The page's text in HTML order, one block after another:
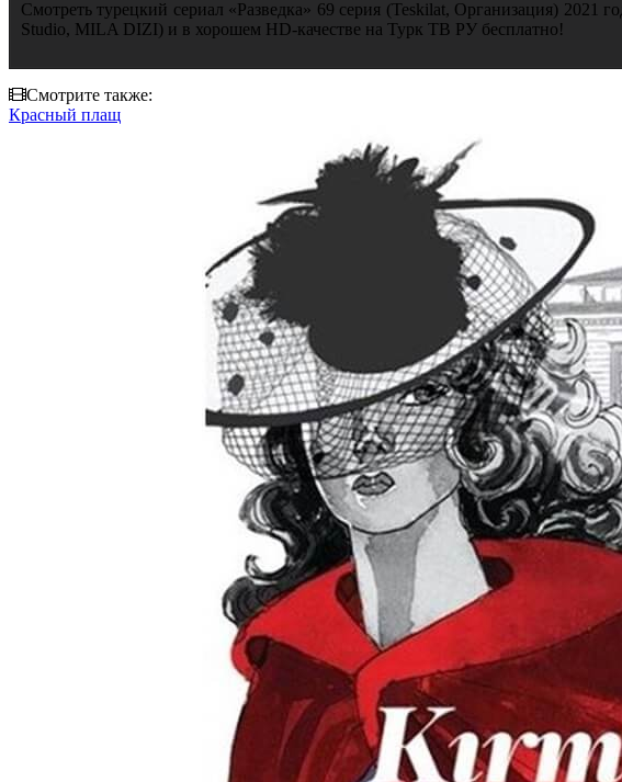
Смотреть турецкий сериал «Разведка» 69 серия (Teskilat, Организация)
Studio, MILA DIZI) и в хорошем HD-качестве на Турк ТВ РУ бесплатно!
Смотрите также:
Красный плащ